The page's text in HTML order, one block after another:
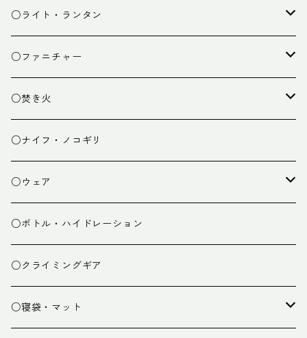
カトラリー
クッキング小物
タープ
ペグ・ハンマー・小物
○ライト・ランタン
ライト
ランタン
○ファニチャー
テーブル
チェア
○焚き火
焚き火台
焚き火小物
○ナイフ・ノコギリ
○ウェア
ミドルレイヤー
ベースレイヤー
パンツ
○ボトル・ハイドレーション
○クライミングギア
○寝袋・マット